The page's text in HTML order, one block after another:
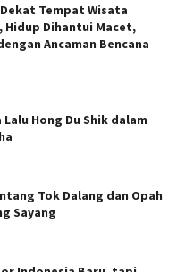
Tempat Wisata
Dihantui Macet,
Ancaman Bencana
Hong Du Shik dalam
Tok Dalang dan Opah
Sayang